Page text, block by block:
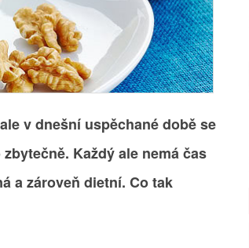
v dnešní uspěchané době se
Každý ale nemá čas
a zároveň dietní. Co tak